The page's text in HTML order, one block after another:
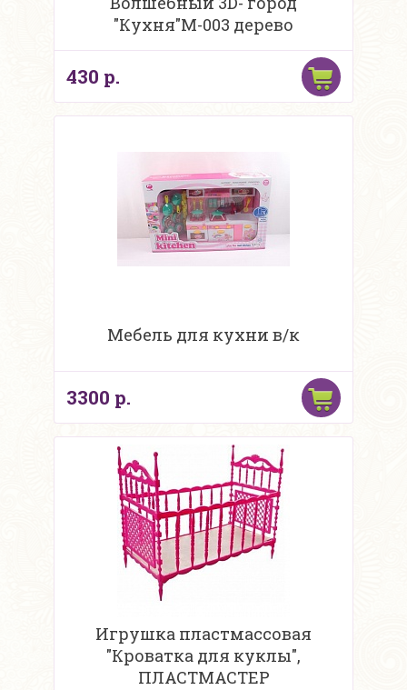
"Кухня"М-003 дерево
430 р.
Мебель для кухни в/к
3300 р.
Игрушка пластмассовая
"Кроватка для куклы",
ПЛАСТМАСТЕР